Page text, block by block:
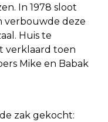
In 1978 sloot
verbouwde deze
Huis te
verklaard toen
Mike en Babak
zak gekocht: